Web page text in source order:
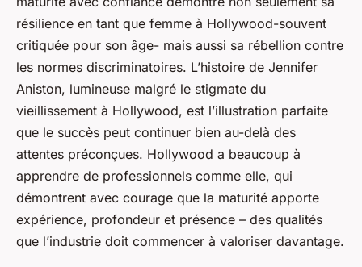
résilience en tant que femme à Hollywood-souvent
critiquée pour son âge- mais aussi sa rébellion contre
les normes discriminatoires. L’histoire de Jennifer
Aniston, lumineuse malgré le stigmate du
vieillissement à Hollywood, est l’illustration parfaite
que le succès peut continuer bien au-delà des
attentes préconçues. Hollywood a beaucoup à
apprendre de professionnels comme elle, qui
démontrent avec courage que la maturité apporte
expérience, profondeur et présence – des qualités
que l’industrie doit commencer à valoriser davantage.